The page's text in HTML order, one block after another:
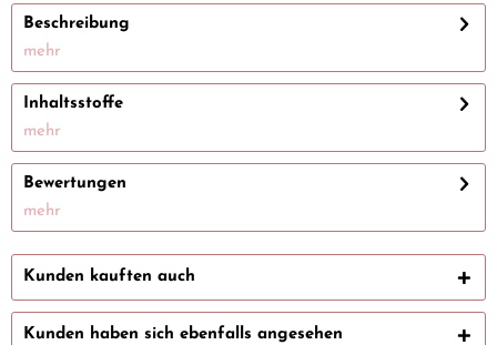
Beschreibung
mehr
Inhaltsstoffe
mehr
Bewertungen
mehr
Kunden kauften auch
Kunden haben sich ebenfalls angesehen